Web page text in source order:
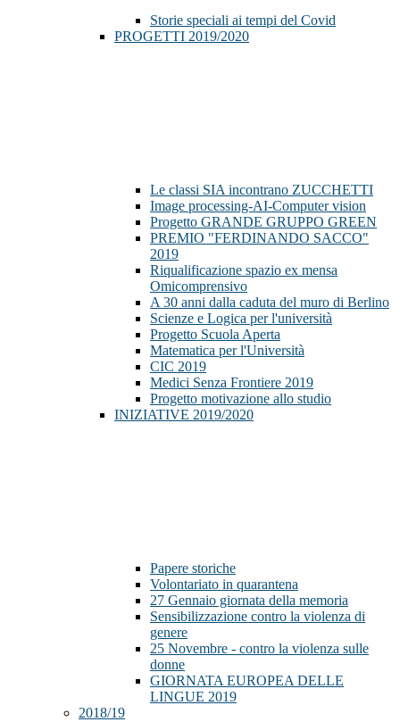
Storie speciali ai tempi del Covid
PROGETTI 2019/2020
Le classi SIA incontrano ZUCCHETTI
Image processing-AI-Computer vision
Progetto GRANDE GRUPPO GREEN
PREMIO "FERDINANDO SACCO"
2019
Riqualificazione spazio ex mensa
Omicomprensivo
A 30 anni dalla caduta del muro di Berlino
Scienze e Logica per l'università
Progetto Scuola Aperta
Matematica per l'Università
CIC 2019
Medici Senza Frontiere 2019
Progetto motivazione allo studio
INIZIATIVE 2019/2020
Papere storiche
Volontariato in quarantena
27 Gennaio giornata della memoria
Sensibilizzazione contro la violenza di
genere
25 Novembre - contro la violenza sulle
donne
GIORNATA EUROPEA DELLE
LINGUE 2019
2018/19